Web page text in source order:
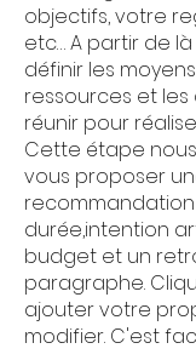
objectifs, votre
etc… A partir de
définir les
ressources et
réunir pour
Cette étape
vous proposer
durée,intention
budget et un
paragraphe.
ajouter votre
modifier. C'est